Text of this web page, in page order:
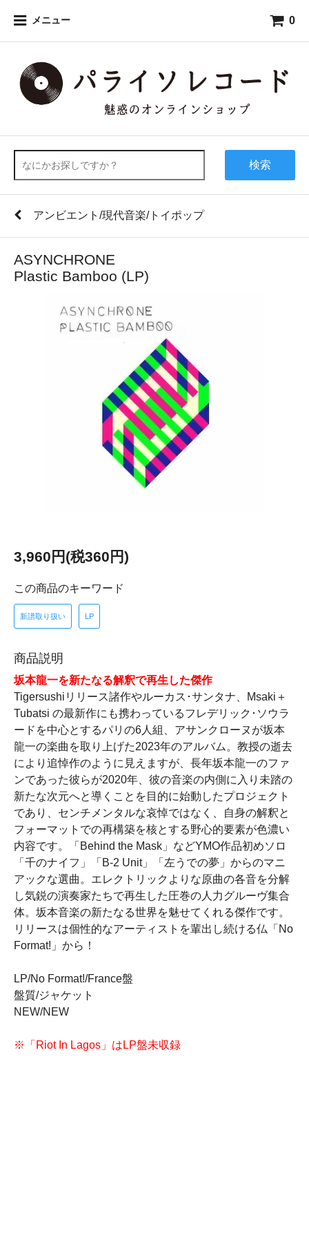
メニュー 0
検索
アンビエント/現代音楽/トイポップ
ASYNCHRONE
Plastic Bamboo (LP)
3,960円(税360円)
この商品のキーワード
新譜取り扱い LP
商品説明
坂本龍一を新たなる解釈で再生した傑作
Tigersushiリリース諸作やルーカス･サンタナ、Msaki＋
Tubatsi の最新作にも携わっているフレデリック･ソウラ
ードを中心とするパリの6人組、アサンクローヌが坂本
龍一の楽曲を取り上げた2023年のアルバム。教授の逝去
により追悼作のように見えますが、長年坂本龍一のファ
ンであった彼らが2020年、彼の音楽の内側に入り未踏の
新たな次元へと導くことを目的に始動したプロジェクト
であり、センチメンタルな哀悼ではなく、自身の解釈と
フォーマットでの再構築を核とする野心的要素が色濃い
内容です。「Behind the Mask」などYMO作品初めソロ
「千のナイフ」「B-2 Unit」「左うでの夢」からのマニ
アックな選曲。エレクトリックよりな原曲の各音を分解
し気鋭の演奏家たちで再生した圧巻の人力グルーヴ集合
体。坂本音楽の新たなる世界を魅せてくれる傑作です。
リリースは個性的なアーティストを輩出し続ける仏「No
Format!」から！
LP/No Format!/France盤
盤質/ジャケット
NEW/NEW
※「Riot In Lagos」はLP盤未収録